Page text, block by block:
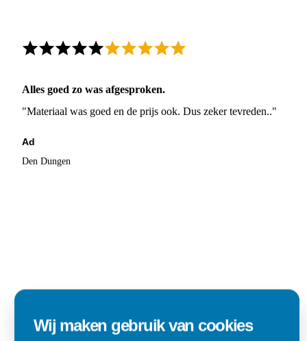
Alles goed zo was afgesproken.
"Materiaal was goed en de prijs ook. Dus zeker tevreden.."
Ad
Den Dungen
Wij maken gebruik van cookies